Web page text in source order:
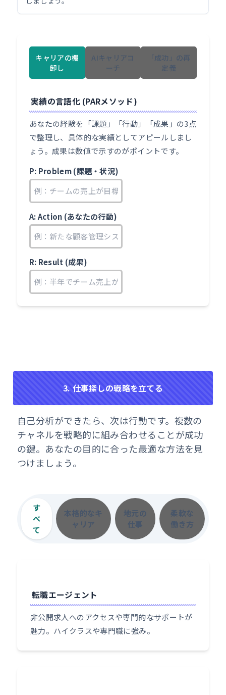
キャリアの棚
卸し
AIキャリアコ
ーチ
「成功」の再
定義
実績の言語化 (PARメソッド)
あなたの経験を「課題」「行動」「成果」の3点
で整理し、具体的な実績としてアピールしまし
ょう。成果は数値で示すのがポイントです。
P: Problem (課題・状況)
A: Action (あなたの行動)
R: Result (成果)
3. 仕事探しの戦略を立てる
自己分析ができたら、次は行動です。複数の
チャネルを戦略的に組み合わせることが成功
の鍵。あなたの目的に合った最適な方法を見
つけましょう。
す
べ
て
本格的なキ
ャリア
地元の
仕事
柔軟な
働き方
転職エージェント
非公開求人へのアクセスや専門的なサポートが
魅力。ハイクラスや専門職に強み。